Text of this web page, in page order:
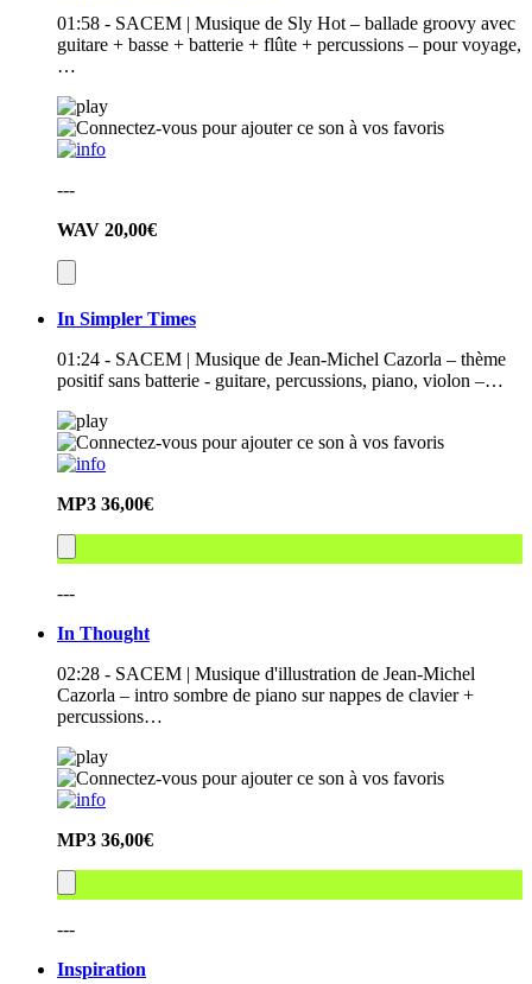
01:58 - SACEM | Musique de Sly Hot – ballade groovy avec
guitare + basse + batterie + flûte + percussions – pour voyage,
…
---
WAV 20,00€
In Simpler Times
01:24 - SACEM | Musique de Jean-Michel Cazorla – thème
positif sans batterie - guitare, percussions, piano, violon –…
MP3 36,00€
---
In Thought
02:28 - SACEM | Musique d'illustration de Jean-Michel
Cazorla – intro sombre de piano sur nappes de clavier +
percussions…
MP3 36,00€
---
Inspiration